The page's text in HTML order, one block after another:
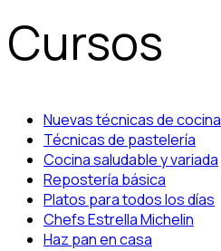
Cursos
Nuevas técnicas de cocina
Técnicas de pastelería
Cocina saludable y variada
Repostería básica
Platos para todos los días
Chefs Estrella Michelin
Haz pan en casa